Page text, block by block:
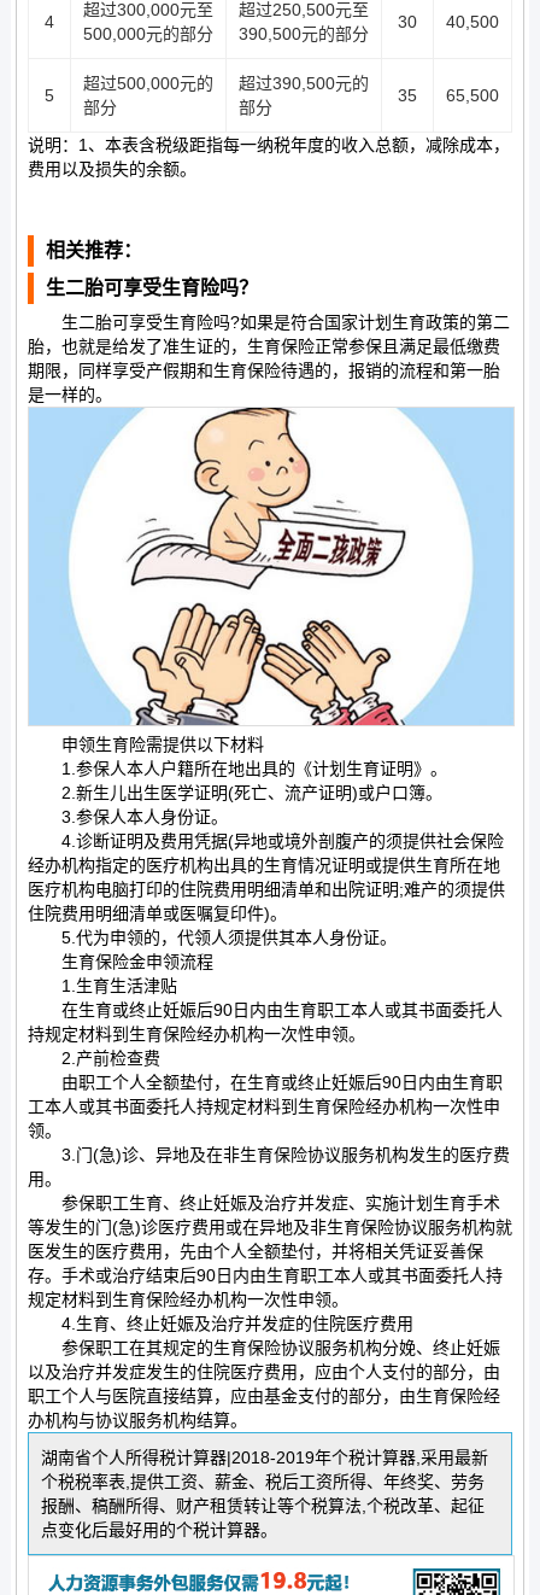
4
超过300,000元至
500,000元的部分
超过250,500元至
390,500元的部分
30 40,500
5
超过500,000元的
部分
超过390,500元的
部分
35 65,500
说明：1、本表含税级距指每一纳税年度的收入总额，减除成本，
费用以及损失的余额。
相关推荐：
生二胎可享受生育险吗？
生二胎可享受生育险吗?如果是符合国家计划生育政策的第二
胎，也就是给发了准生证的，生育保险正常参保且满足最低缴费
期限，同样享受产假期和生育保险待遇的，报销的流程和第一胎
是一样的。
申领生育险需提供以下材料
1.参保人本人户籍所在地出具的《计划生育证明》。
2.新生儿出生医学证明(死亡、流产证明)或户口簿。
3.参保人本人身份证。
4.诊断证明及费用凭据(异地或境外剖腹产的须提供社会保险
经办机构指定的医疗机构出具的生育情况证明或提供生育所在地
医疗机构电脑打印的住院费用明细清单和出院证明;难产的须提供
住院费用明细清单或医嘱复印件)。
5.代为申领的，代领人须提供其本人身份证。
生育保险金申领流程
1.生育生活津贴
在生育或终止妊娠后90日内由生育职工本人或其书面委托人
持规定材料到生育保险经办机构一次性申领。
2.产前检查费
由职工个人全额垫付，在生育或终止妊娠后90日内由生育职
工本人或其书面委托人持规定材料到生育保险经办机构一次性申
领。
3.门(急)诊、异地及在非生育保险协议服务机构发生的医疗费
用。
参保职工生育、终止妊娠及治疗并发症、实施计划生育手术
等发生的门(急)诊医疗费用或在异地及非生育保险协议服务机构就
医发生的医疗费用，先由个人全额垫付，并将相关凭证妥善保
存。手术或治疗结束后90日内由生育职工本人或其书面委托人持
规定材料到生育保险经办机构一次性申领。
4.生育、终止妊娠及治疗并发症的住院医疗费用
参保职工在其规定的生育保险协议服务机构分娩、终止妊娠
以及治疗并发症发生的住院医疗费用，应由个人支付的部分，由
职工个人与医院直接结算，应由基金支付的部分，由生育保险经
办机构与协议服务机构结算。
湖南省个人所得税计算器|2018-2019年个税计算器,采用最新
个税税率表,提供工资、薪金、税后工资所得、年终奖、劳务
报酬、稿酬所得、财产租赁转让等个税算法,个税改革、起征
点变化后最好用的个税计算器。